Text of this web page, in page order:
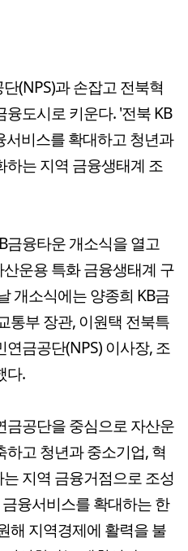
(NPS)과 손잡고 전북혁
도시로 키운다. '전북 KB
비스를 확대하고 청년과
하는 지역 금융생태계 조
금융타운 개소식을 열고
운용 특화 금융생태계 구
개소식에는 양종희 KB금
통부 장관, 이원택 전북특
금공단(NPS) 이사장, 조
다.
금공단을 중심으로 자산운
고 청년과 중소기업, 혁
지역 금융거점으로 조성
융서비스를 확대하는 한
해 지역경제에 활력을 불